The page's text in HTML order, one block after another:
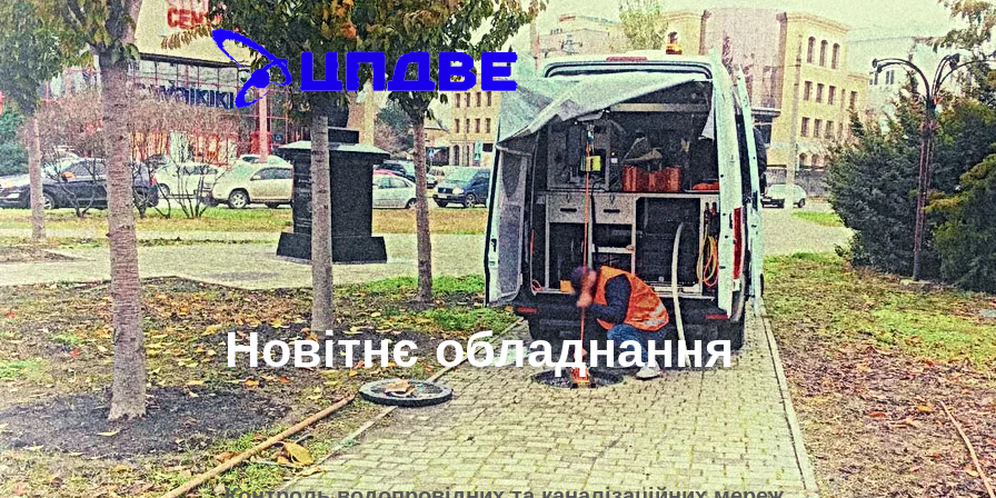
Новітнє обладнання